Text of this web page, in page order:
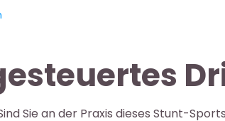
Sie an der Praxis dieses Stunt-